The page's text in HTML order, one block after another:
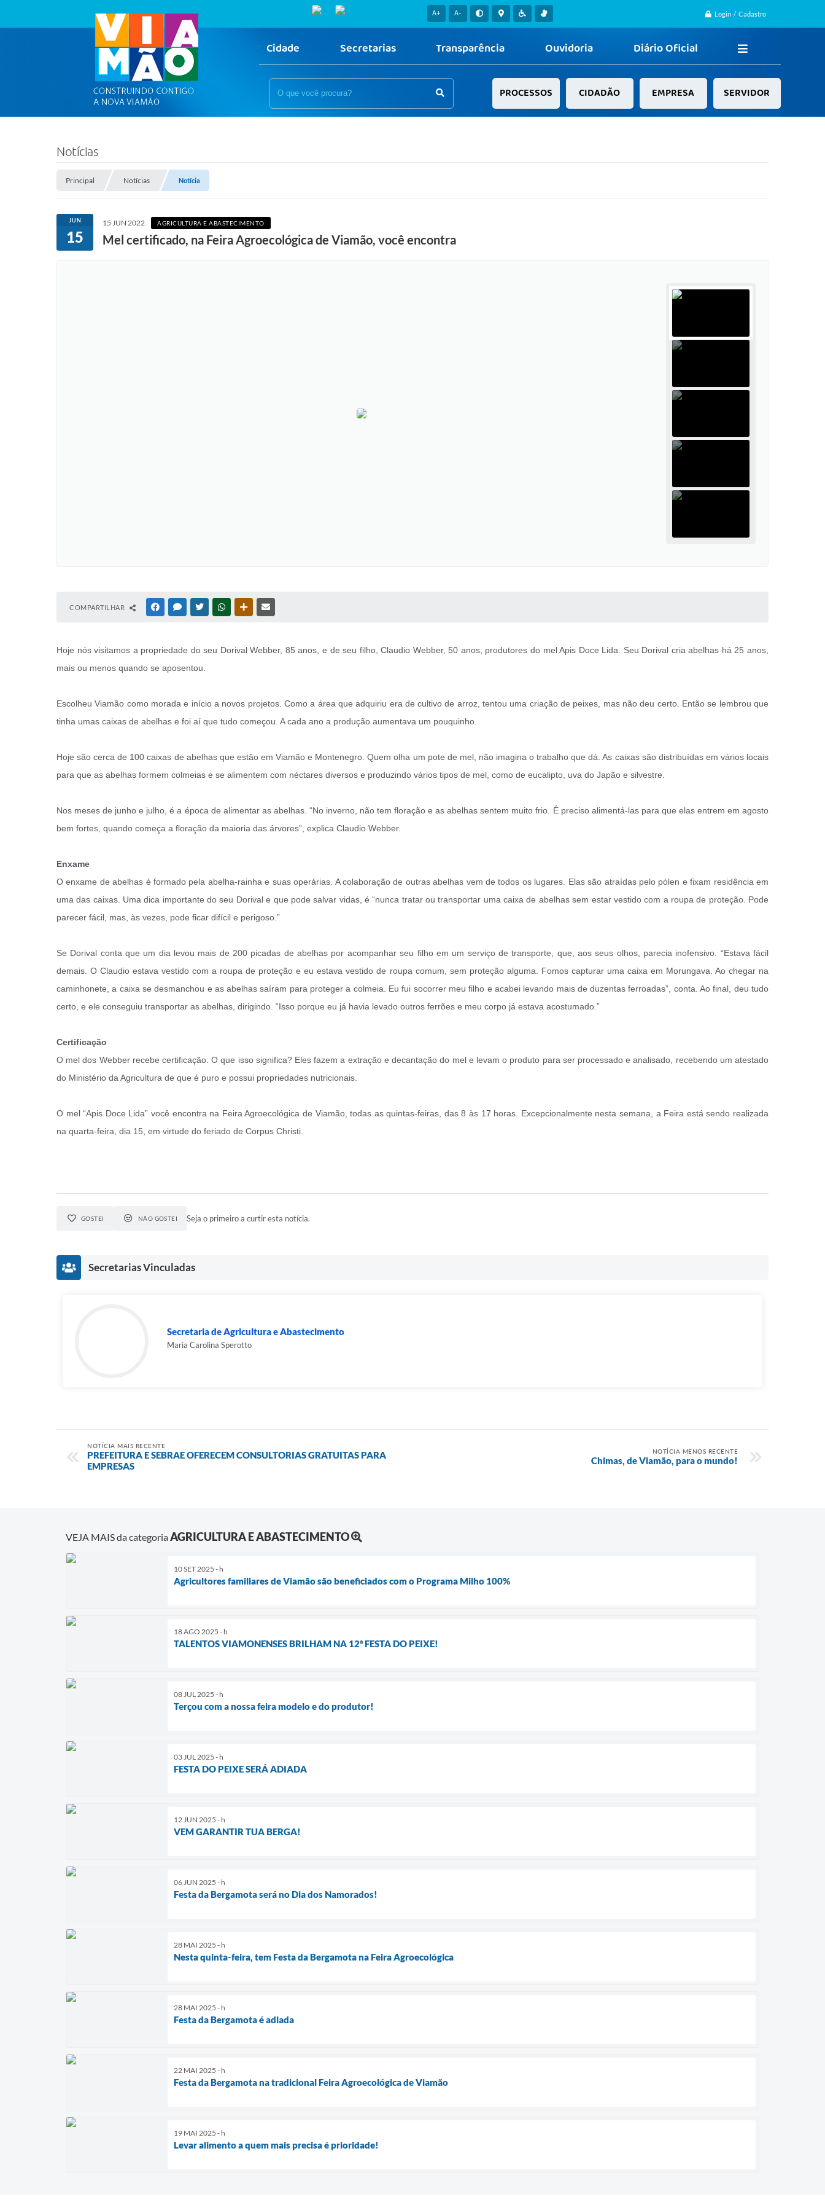
Login / Cadastro
A+ A-
Cidade Secretarias Transparência Ouvidoria Diário Oficial
PROCESSOS CIDADÃO EMPRESA SERVIDOR
Notícias
Principal Notícias Notícia
JUN
15
15 JUN 2022 AGRICULTURA E ABASTECIMENTO
Mel certificado, na Feira Agroecológica de Viamão, você encontra
COMPARTILHAR FACEBOOKMESSENGER
TWITTERWHATSAPPOUTRAS MÍDIAS
Hoje nós visitamos a propriedade do seu Dorival Webber, 85 anos, e de seu filho, Claudio Webber, 50 anos, produtores do mel Apis Doce Lida. Seu Dorival cria abelhas há 25 anos,
mais ou menos quando se aposentou.
Escolheu Viamão como morada e início a novos projetos. Como a área que adquiriu era de cultivo de arroz, tentou uma criação de peixes, mas não deu certo. Então se lembrou que
tinha umas caixas de abelhas e foi aí que tudo começou. A cada ano a produção aumentava um pouquinho.
Hoje são cerca de 100 caixas de abelhas que estão em Viamão e Montenegro. Quem olha um pote de mel, não imagina o trabalho que dá. As caixas são distribuídas em vários locais
para que as abelhas formem colmeias e se alimentem com néctares diversos e produzindo vários tipos de mel, como de eucalipto, uva do Japão e silvestre.
Nos meses de junho e julho, é a época de alimentar as abelhas. “No inverno, não tem floração e as abelhas sentem muito frio. É preciso alimentá-las para que elas entrem em agosto
bem fortes, quando começa a floração da maioria das árvores”, explica Claudio Webber.
Enxame
O enxame de abelhas é formado pela abelha-rainha e suas operárias. A colaboração de outras abelhas vem de todos os lugares. Elas são atraídas pelo pólen e fixam residência em
uma das caixas. Uma dica importante do seu Dorival e que pode salvar vidas, é “nunca tratar ou transportar uma caixa de abelhas sem estar vestido com a roupa de proteção. Pode
parecer fácil, mas, às vezes, pode ficar difícil e perigoso.”
Se Dorival conta que um dia levou mais de 200 picadas de abelhas por acompanhar seu filho em um serviço de transporte, que, aos seus olhos, parecia inofensivo. “Estava fácil
demais. O Claudio estava vestido com a roupa de proteção e eu estava vestido de roupa comum, sem proteção alguma. Fomos capturar uma caixa em Morungava. Ao chegar na
caminhonete, a caixa se desmanchou e as abelhas saíram para proteger a colmeia. Eu fui socorrer meu filho e acabei levando mais de duzentas ferroadas”, conta. Ao final, deu tudo
certo, e ele conseguiu transportar as abelhas, dirigindo. “Isso porque eu já havia levado outros ferrões e meu corpo já estava acostumado.”
Certificação
O mel dos Webber recebe certificação. O que isso significa? Eles fazem a extração e decantação do mel e levam o produto para ser processado e analisado, recebendo um atestado
do Ministério da Agricultura de que é puro e possui propriedades nutricionais.
O mel “Apis Doce Lida” você encontra na Feira Agroecológica de Viamão, todas as quintas-feiras, das 8 às 17 horas. Excepcionalmente nesta semana, a Feira está sendo realizada
na quarta-feira, dia 15, em virtude do feriado de Corpus Christi.
GOSTEI NÃO GOSTEI Seja o primeiro a curtir esta notícia.
Secretarias Vinculadas
Secretaria de Agricultura e Abastecimento
Maria Carolina Sperotto
NOTÍCIA MAIS RECENTE
PREFEITURA E SEBRAE OFERECEM CONSULTORIAS GRATUITAS PARA
EMPRESAS
NOTÍCIA MENOS RECENTE
Chimas, de Viamão, para o mundo!
VEJA MAIS da categoriaAGRICULTURA E ABASTECIMENTO
10 SET 2025 - h
Agricultores familiares de Viamão são beneficiados com o Programa Milho 100%
18 AGO 2025 - h
TALENTOS VIAMONENSES BRILHAM NA 12ª FESTA DO PEIXE!
08 JUL 2025 - h
Terçou com a nossa feira modelo e do produtor!
03 JUL 2025 - h
FESTA DO PEIXE SERÁ ADIADA
12 JUN 2025 - h
VEM GARANTIR TUA BERGA!
06 JUN 2025 - h
Festa da Bergamota será no Dia dos Namorados!
28 MAI 2025 - h
Nesta quinta-feira, tem Festa da Bergamota na Feira Agroecológica
28 MAI 2025 - h
Festa da Bergamota é adiada
22 MAI 2025 - h
Festa da Bergamota na tradicional Feira Agroecológica de Viamão
19 MAI 2025 - h
Levar alimento a quem mais precisa é prioridade!